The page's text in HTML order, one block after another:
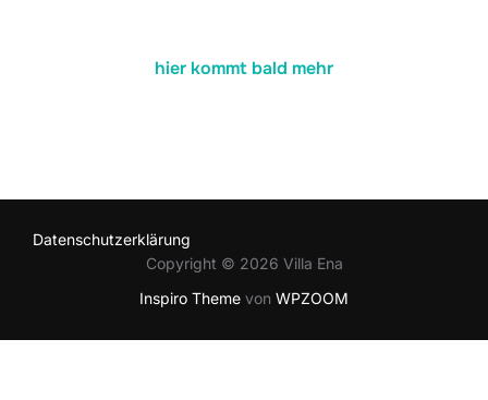
hier kommt bald mehr
Datenschutzerklärung
Copyright © 2026 Villa Ena
Inspiro Theme von WPZOOM